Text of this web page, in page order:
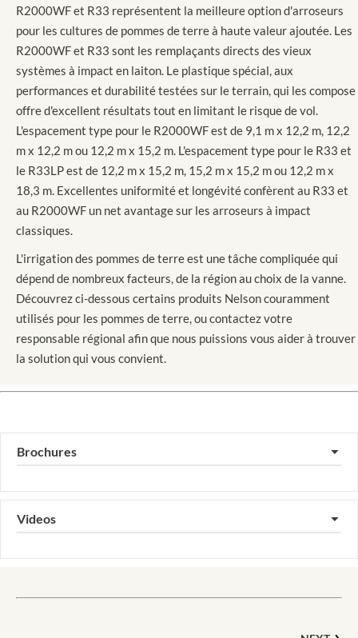
R2000WF et R33 représentent la meilleure option d'arroseurs
pour les cultures de pommes de terre à haute valeur ajoutée. Les
R2000WF et R33 sont les remplaçants directs des vieux
systèmes à impact en laiton. Le plastique spécial, aux
performances et durabilité testées sur le terrain, qui les compose
offre d'excellent résultats tout en limitant le risque de vol.
L'espacement type pour le R2000WF est de 9,1 m x 12,2 m, 12,2
m x 12,2 m ou 12,2 m x 15,2 m. L'espacement type pour le R33 et
le R33LP est de 12,2 m x 15,2 m, 15,2 m x 15,2 m ou 12,2 m x
18,3 m. Excellentes uniformité et longévité confèrent au R33 et
au R2000WF un net avantage sur les arroseurs à impact
classiques.
L'irrigation des pommes de terre est une tâche compliquée qui
dépend de nombreux facteurs, de la région au choix de la vanne.
Découvrez ci-dessous certains produits Nelson couramment
utilisés pour les pommes de terre, ou contactez votre
responsable régional afin que nous puissions vous aider à trouver
la solution qui vous convient.
Brochures ▼
Videos ▼